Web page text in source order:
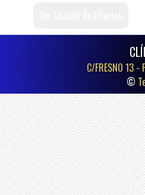
C/FRESNO 13 -
©